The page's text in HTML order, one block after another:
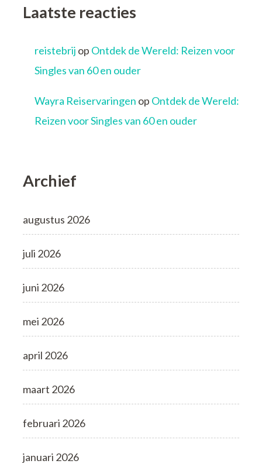
Laatste reacties
reistebrij op Ontdek de Wereld: Reizen voor
Singles van 60 en ouder
Wayra Reiservaringen op Ontdek de Wereld:
Reizen voor Singles van 60 en ouder
Archief
augustus 2026
juli 2026
juni 2026
mei 2026
april 2026
maart 2026
februari 2026
januari 2026